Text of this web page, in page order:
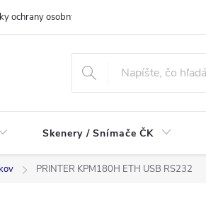
ochrany osobných údajov
Skenery / Snímače ČK
PRINTER KPM180H ETH USB RS232